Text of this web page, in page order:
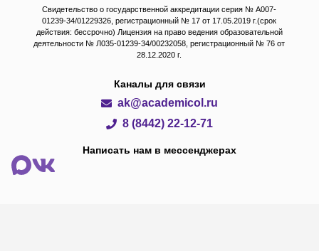
Свидетельство о государственной аккредитации серия № А007-
01239-34/01229326, регистрационный № 17 от 17.05.2019 г.(срок
действия: бессрочно) Лицензия на право ведения образовательной
деятельности № Л035-01239-34/00232058, регистрационный № 76 от
28.12.2020 г.
Каналы для связи
ak@academicol.ru
8 (8442) 22-12-71
Написать нам в мессенджерах